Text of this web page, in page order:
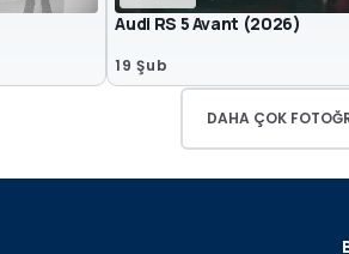
Audi RS 5 Avant (2026)
19 Şub
DAHA ÇOK